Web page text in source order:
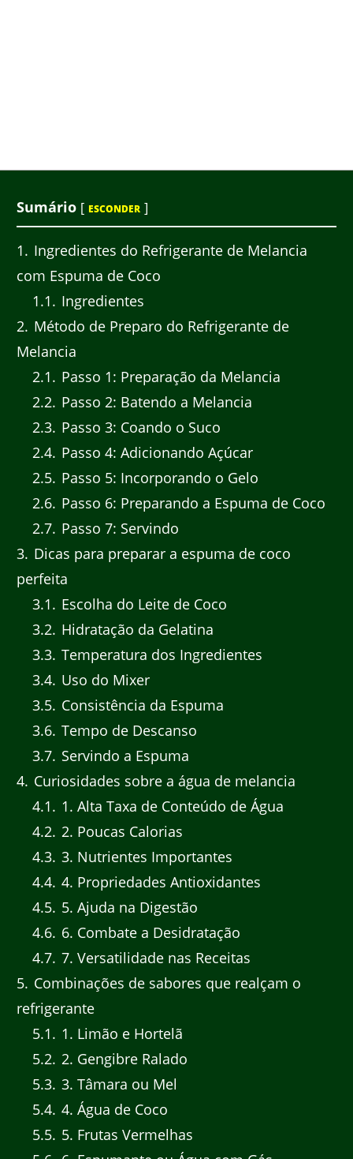
Sumário [ ESCONDER ]
1
Ingredientes do Refrigerante de Melancia
com Espuma de Coco
1.1
Ingredientes
2 Método de Preparo do Refrigerante de
Melancia
2.1
Passo 1: Preparação da Melancia
2.2 Passo 2: Batendo a Melancia
2.3 Passo 3: Coando o Suco
2.4 Passo 4: Adicionando Açúcar
2.5 Passo 5: Incorporando o Gelo
2.6 Passo 6: Preparando a Espuma de Coco
2.7 Passo 7: Servindo
3 Dicas para preparar a espuma de coco
perfeita
3.1
Escolha do Leite de Coco
3.2 Hidratação da Gelatina
3.3 Temperatura dos Ingredientes
3.4 Uso do Mixer
3.5 Consistência da Espuma
3.6 Tempo de Descanso
3.7 Servindo a Espuma
4 Curiosidades sobre a água de melancia
4.1
1. Alta Taxa de Conteúdo de Água
4.2 2. Poucas Calorias
4.3 3. Nutrientes Importantes
4.4 4. Propriedades Antioxidantes
4.5 5. Ajuda na Digestão
4.6 6. Combate a Desidratação
4.7 7. Versatilidade nas Receitas
5 Combinações de sabores que realçam o
refrigerante
5.1
1. Limão e Hortelã
5.2 2. Gengibre Ralado
5.3 3. Tâmara ou Mel
5.4 4. Água de Coco
5.5 5. Frutas Vermelhas